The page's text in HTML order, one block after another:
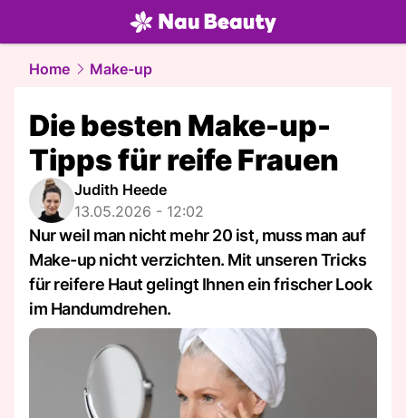
beauty.NAU.ch
Home Make-up
Die besten Make-up-
Tipps für reife Frauen
Judith Heede
13.05.2026 - 12:02
Nur weil man nicht mehr 20 ist, muss man auf
Make-up nicht verzichten. Mit unseren Tricks
für reifere Haut gelingt Ihnen ein frischer Look
im Handumdrehen.